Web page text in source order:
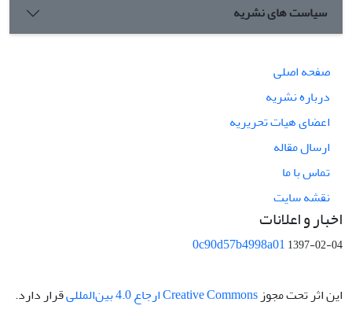
سیاست های نشریه
صفحه اصلی
درباره نشریه
اعضای هیات تحریریه
ارسال مقاله
تماس با ما
نقشه سایت
اخبار و اعلانات
0c90d57b4998a011397-02-04
این اثر تحت مجوز Creative Commons ارجاع 4.0 بین‌المللی قرار دارد.